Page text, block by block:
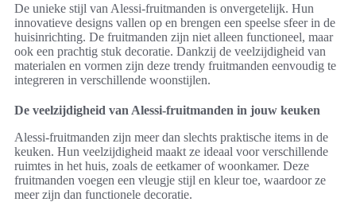
De unieke stijl van Alessi-fruitmanden is onvergetelijk. Hun
innovatieve designs vallen op en brengen een speelse sfeer in de
huisinrichting. De fruitmanden zijn niet alleen functioneel, maar
ook een prachtig stuk decoratie. Dankzij de veelzijdigheid van
materialen en vormen zijn deze trendy fruitmanden eenvoudig te
integreren in verschillende woonstijlen.
De veelzijdigheid van Alessi-fruitmanden in jouw keuken
Alessi-fruitmanden zijn meer dan slechts praktische items in de
keuken. Hun veelzijdigheid maakt ze ideaal voor verschillende
ruimtes in het huis, zoals de eetkamer of woonkamer. Deze
fruitmanden voegen een vleugje stijl en kleur toe, waardoor ze
meer zijn dan functionele decoratie.